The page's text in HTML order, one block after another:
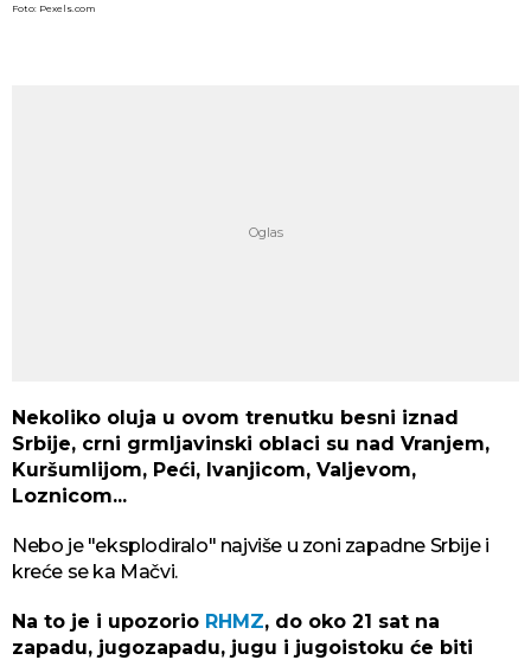
Foto: Pexels.com
Nekoliko oluja u ovom trenutku besni iznad
Srbije, crni grmljavinski oblaci su nad Vranjem,
Kuršumlijom, Peći, Ivanjicom, Valjevom,
Loznicom...
Nebo je "eksplodiralo" najviše u zoni zapadne Srbije i
kreće se ka Mačvi.
Na to je i upozorio RHMZ, do oko 21 sat na
zapadu, jugozapadu, jugu i jugoistoku će biti